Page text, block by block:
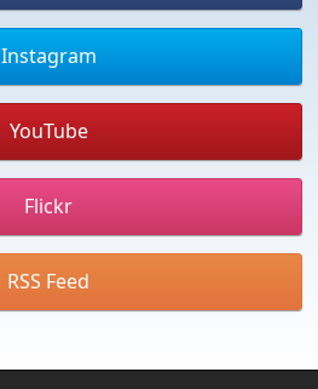
Instagram
YouTube
Flickr
RSS Feed